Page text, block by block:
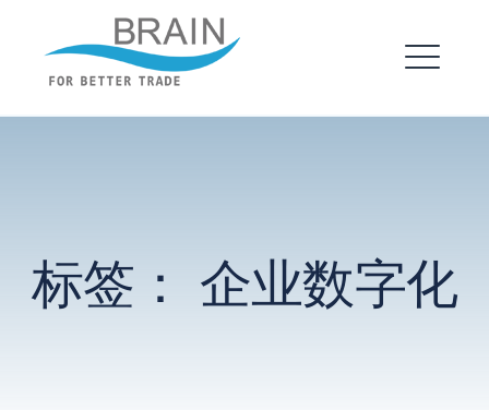
布瑞恩 – 企业建站
EXPAND
标签： 企业数字化